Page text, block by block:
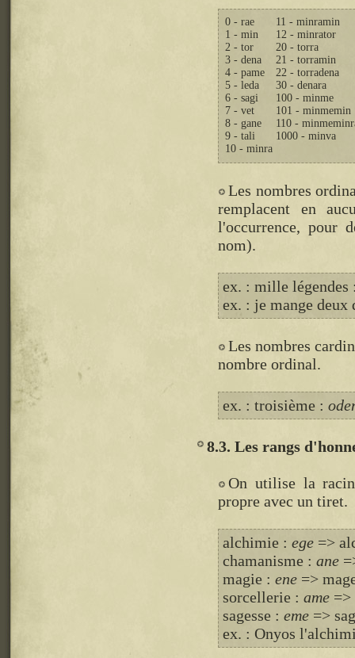
0 - rae
1 - min
2 - tor
3 - dena
4 - pame
5 - leda
6 - sagi
7 - vet
8 - gane
9 - tali
10 - minra
11 - minramin
12 - minrator
20 - torra
21 - torramin
22 - torradena
30 - denara
100 - minme
101 - minmemin
110 -
1000 - minva
Les nombres
remplacent en
l'occurrence, pour
nom).
ex. : mille
ex. : je mange deux
Les nombres
nombre ordinal.
ex. : troisième :
8.3. Les rangs
On utilise la
propre avec un tiret.
alchimie : ege =>
chamanisme : ane
magie : ene =>
sorcellerie : ame
sagesse : eme =>
ex. : Onyos